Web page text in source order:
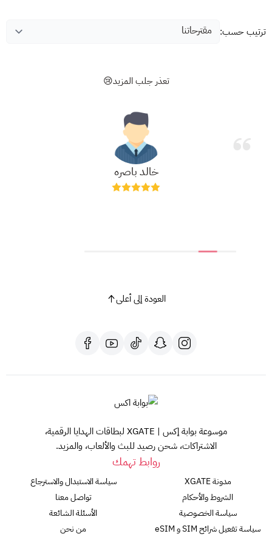
ترتيب حسب:
تعذر جلب المزيد😢
خالد باصره
العودة إلى أعلى
موسوعة بوابة إكس | XGATE لبطاقات الهدايا الرقمية،
الاشتراكات، شحن رصيد للبث والألعاب، والمزيد.
روابط تهمك
مدونة XGATE
الشروط والأحكام
سياسة الخصوصية
سياسة تفعيل شرائح SIM و eSIM
سياسة الاستبدال والاسترجاع
تواصل معنا
الأسئلة الشائعة
من نحن